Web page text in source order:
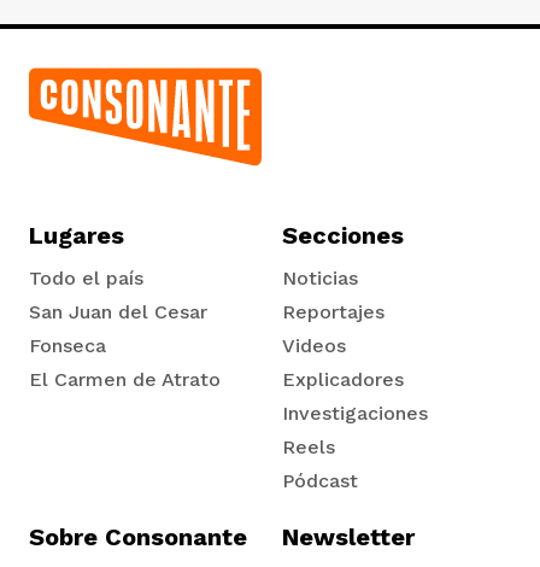
Lugares
Todo el país
San Juan del Cesar
Fonseca
El Carmen de Atrato
Secciones
Noticias
Reportajes
Videos
Explicadores
Investigaciones
Reels
Pódcast
Sobre Consonante Newsletter